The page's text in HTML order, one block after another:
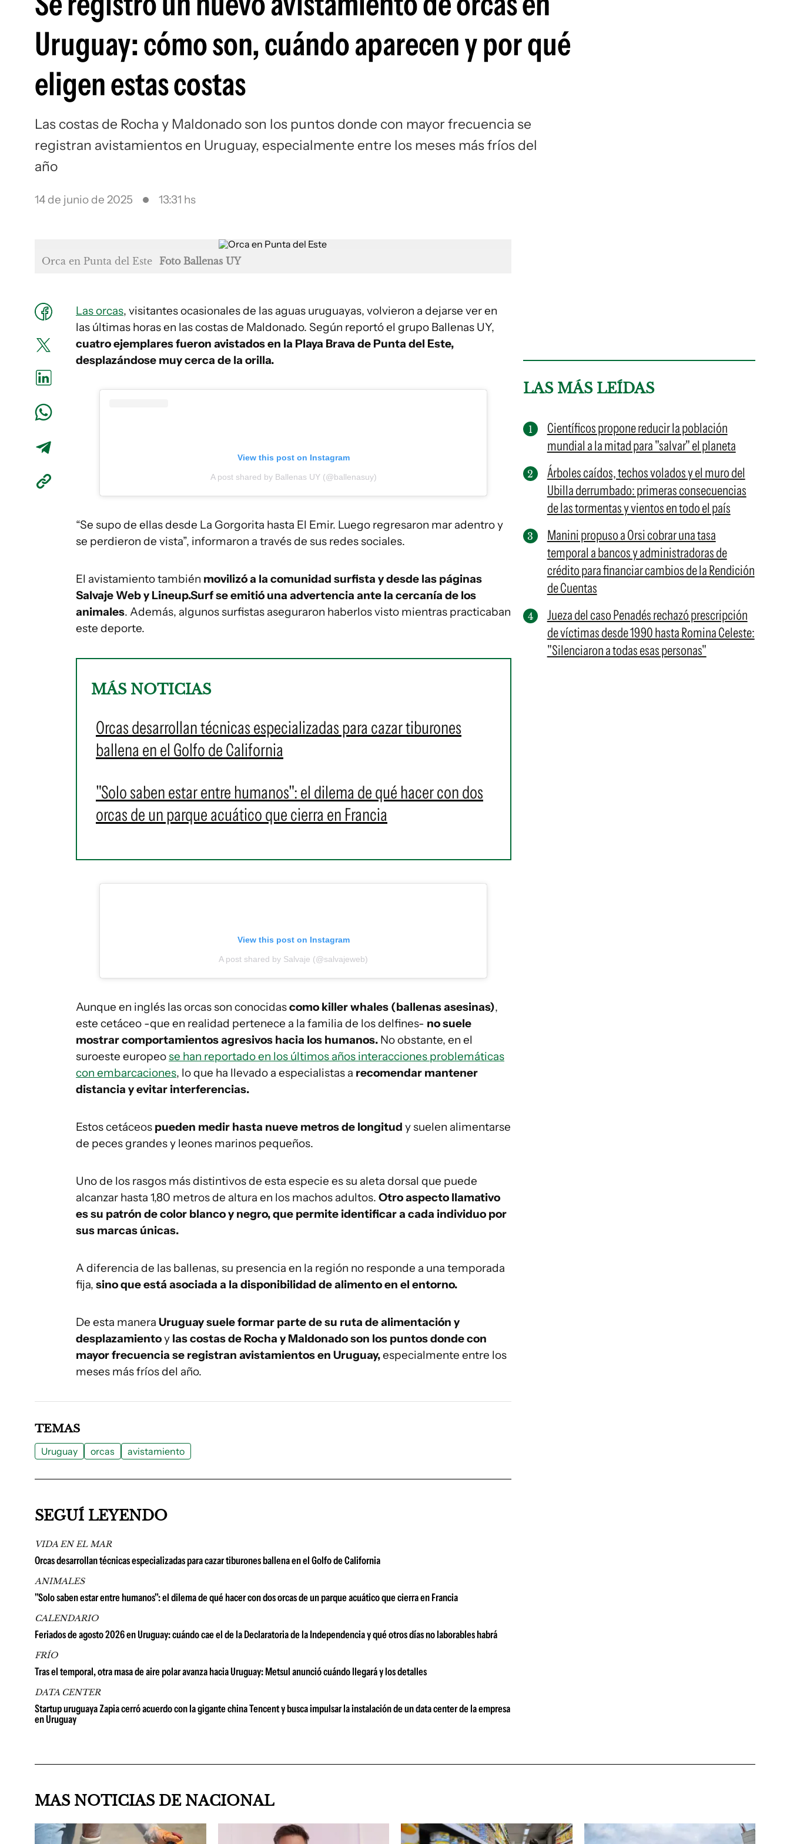
Uruguay: cómo son, cuándo aparecen y por qué
eligen estas costas
Las costas de Rocha y Maldonado son los puntos donde con mayor frecuencia se
registran avistamientos en Uruguay, especialmente entre los meses más fríos del
año
14 de junio de 2025 13:31 hs
Orca en Punta del Este Foto Ballenas UY
Las orcas, visitantes ocasionales de las aguas uruguayas, volvieron a dejarse ver en
las últimas horas en las costas de Maldonado. Según reportó el grupo Ballenas UY,
cuatro ejemplares fueron avistados en la Playa Brava de Punta del Este,
desplazándose muy cerca de la orilla.
View this post on Instagram
A post shared by Ballenas UY (@ballenasuy)
“Se supo de ellas desde La Gorgorita hasta El Emir. Luego regresaron mar adentro y
se perdieron de vista”, informaron a través de sus redes sociales.
El avistamiento también movilizó a la comunidad surfista y desde las páginas
Salvaje Web y Lineup.Surf se emitió una advertencia ante la cercanía de los
animales. Además, algunos surfistas aseguraron haberlos visto mientras practicaban
este deporte.
MÁS NOTICIAS
Orcas desarrollan técnicas especializadas para cazar tiburones
ballena en el Golfo de California
"Solo saben estar entre humanos": el dilema de qué hacer con dos
orcas de un parque acuático que cierra en Francia
View this post on Instagram
A post shared by Salvaje (@salvajeweb)
Aunque en inglés las orcas son conocidascomo killer whales (ballenas asesinas),
este cetáceo -que en realidad pertenece a la familia de los delfines- no suele
mostrar comportamientos agresivos hacia los humanos. No obstante, en el
suroeste europeose han reportado en los últimos años interacciones problemáticas
con embarcaciones, lo que ha llevado a especialistas a recomendar mantener
distancia y evitar interferencias.
Estos cetáceos pueden medir hasta nueve metros de longitud y suelen alimentarse
de peces grandes y leones marinos pequeños.
Uno de los rasgos más distintivos de esta especie es su aleta dorsal que puede
alcanzar hasta 1,80 metros de altura en los machos adultos. Otro aspecto llamativo
es su patrón de color blanco y negro, que permite identificar a cada individuo por
sus marcas únicas.
A diferencia de las ballenas, su presencia en la región no responde a una temporada
fija, sino que está asociada a la disponibilidad de alimento en el entorno.
De esta manera Uruguay suele formar parte de su ruta de alimentación y
desplazamientoy las costas de Rocha y Maldonado son los puntos donde con
mayor frecuencia se registran avistamientos en Uruguay,especialmente entre los
meses más fríos del año.
LAS MÁS LEÍDAS
Científicos propone reducir la población
mundial a la mitad para "salvar" el planeta
Árboles caídos, techos volados y el muro del
Ubilla derrumbado: primeras consecuencias
de las tormentas y vientos en todo el país
Manini propuso a Orsi cobrar una tasa
temporal a bancos y administradoras de
crédito para financiar cambios de la Rendición
de Cuentas
Jueza del caso Penadés rechazó prescripción
de víctimas desde 1990 hasta Romina Celeste:
"Silenciaron a todas esas personas"
TEMAS
Uruguay orcas avistamiento
SEGUÍ LEYENDO
VIDA EN EL MAR
Orcas desarrollan técnicas especializadas para cazar tiburones ballena en el Golfo de California
ANIMALES
"Solo saben estar entre humanos": el dilema de qué hacer con dos orcas de un parque acuático que cierra en Francia
CALENDARIO
Feriados de agosto 2026 en Uruguay: cuándo cae el de la Declaratoria de la Independencia y qué otros días no laborables habrá
FRÍO
Tras el temporal, otra masa de aire polar avanza hacia Uruguay: Metsul anunció cuándo llegará y los detalles
DATA CENTER
Startup uruguaya Zapia cerró acuerdo con la gigante china Tencent y busca impulsar la instalación de un data center de la empresa
en Uruguay
MAS NOTICIAS DE NACIONAL